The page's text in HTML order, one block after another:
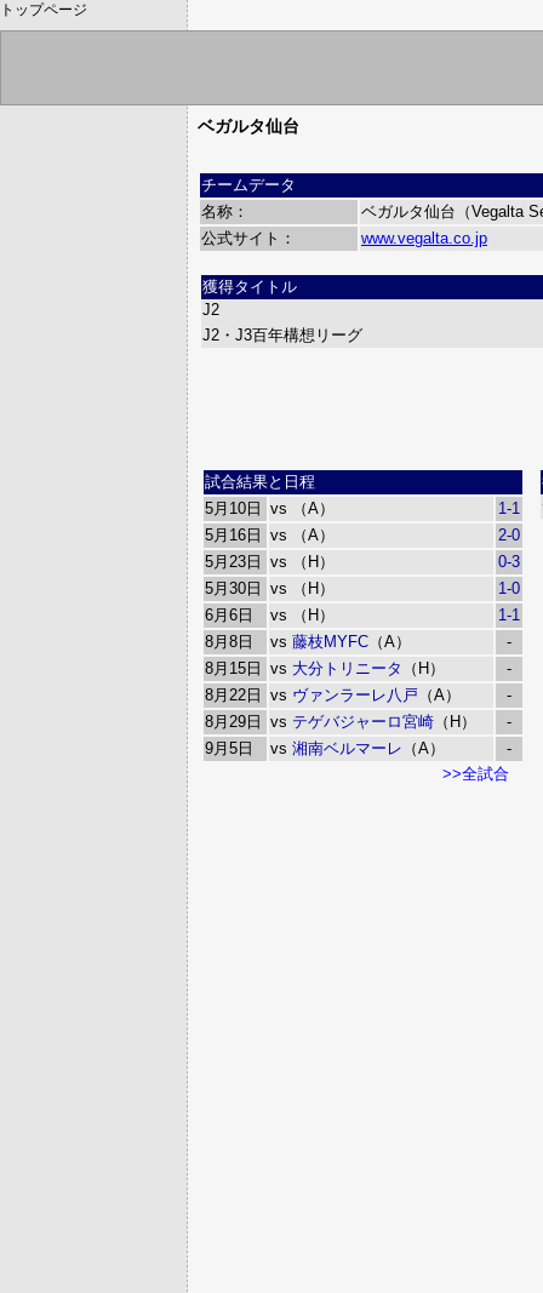
トップページ
ベガルタ仙台
チームデータ
名称：
ベガルタ仙台（Vegalta
公式サイト：
www.vegalta.co.jp
獲得タイトル
J2
J2・J3百年構想リーグ
試合結果と日程
5月10日
vs （A）
1-1
5月16日
vs （A）
2-0
5月23日
vs （H）
0-3
5月30日
vs （H）
1-0
6月6日
vs （H）
1-1
8月8日
vs 藤枝MYFC （A）
-
8月15日
vs 大分トリニータ （H）
-
8月22日
vs ヴァンラーレ八戸 （A）
-
8月29日
vs テゲバジャーロ宮崎 （H）
-
9月5日
vs 湘南ベルマーレ （A）
-
>>全試合